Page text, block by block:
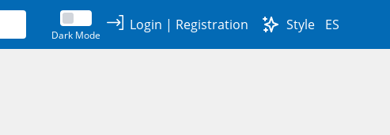
Dark Mode
Login | Registration Style ES